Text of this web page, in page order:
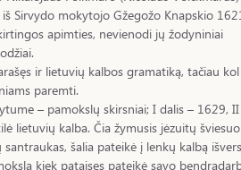
Sirvydo mokytojo Gžegožo Knapskio
apimties, nevienodi jų žodyniniai
ir lietuvių kalbos gramatiką, tačiau
paremti.
– pamokslų skirsniai; I dalis – 1629, II
lietuvių kalba. Čia žymusis jėzuitų
šalia pateikė į lenkų kalbą
kiek pataisęs pateikė savo